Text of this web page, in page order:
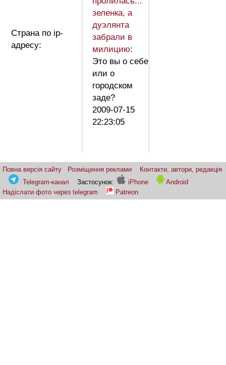
Страна по ip-
адресу:
зеленка, а
дуэлянта
забрали в
милицию:
Это вы о себе
или о
городском
заде?
2009-07-15
22:23:05
Повна версія сайту Розміщення реклами
Контакти, автори, редакція
Telegram-канал
Застосунок: iPhone
Android
Надіслати фото через telegram
Patreon